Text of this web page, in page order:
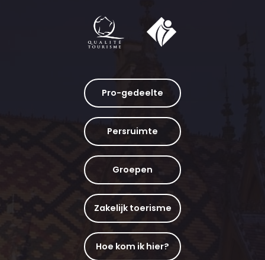
Pro-gedeelte
Persruimte
Groepen
Zakelijk toerisme
Hoe kom ik hier?